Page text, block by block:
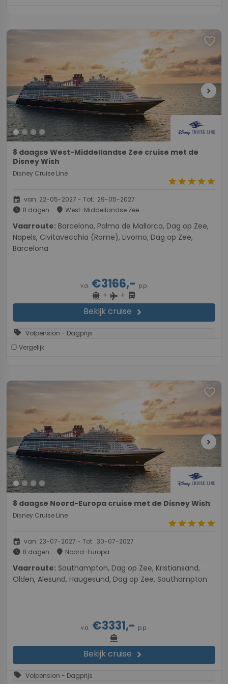
favorite
chevron_right
8 daagse West-Middellandse Zee cruise met de
Disney Wish
Disney Cruise Line
starstarstarstarstar
event van: 22-05-2027 - Tot: 29-05-2027
schedule 8 dagen place West-Middellandse Zee
Vaarroute:
Napels, Civitavecchia (Rome), Livorno, Dag op Zee,
Barcelona
v.a. €3166,- p.p.
directions_boat + flight + directions_bus
Bekijk cruise chevron_right
sell Volpension - Dagprijs
Vergelijk
favorite
chevron_right
8 daagse Noord-Europa cruise met de Disney Wish
Disney Cruise Line
starstarstarstarstar
event van: 23-07-2027 - Tot: 30-07-2027
schedule 8 dagen place Noord-Europa
Vaarroute:
Olden, Alesund, Haugesund, Dag op Zee, Southampton
v.a. €3331,- p.p.
directions_boat
Bekijk cruise chevron_right
sell Volpension - Dagprijs